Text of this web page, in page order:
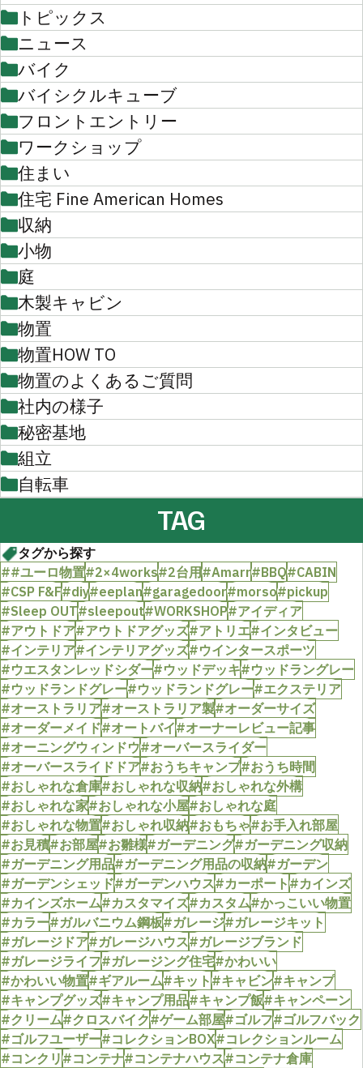
トピックス
ニュース
バイク
バイシクルキューブ
フロントエントリー
ワークショップ
住まい
住宅 Fine American Homes
収納
小物
庭
木製キャビン
物置
物置HOW TO
物置のよくあるご質問
社内の様子
秘密基地
組立
自転車
TAG
タグから探す
##ユーロ物置#2×4works#2台用#Amarr#BBQ#CABIN
#CSP F&F#diy#eeplan#garagedoor#morso#pickup
#Sleep OUT#sleepout#WORKSHOP#アイディア
#アウトドア#アウトドアグッズ#アトリエ#インタビュー
#インテリア#インテリアグッズ#ウインタースポーツ
#ウエスタンレッドシダー#ウッドデッキ#ウッドラングレー
#ウッドランドグレー#ウッドランドグレー#エクステリア
#オーストラリア#オーストラリア製#オーダーサイズ
#オーダーメイド#オートバイ#オーナーレビュー記事
#オーニングウィンドウ#オーバースライダー
#オーバースライドドア#おうちキャンプ#おうち時間
#おしゃれな倉庫#おしゃれな収納#おしゃれな外構
#おしゃれな家#おしゃれな小屋#おしゃれな庭
#おしゃれな物置#おしゃれ収納#おもちゃ#お手入れ部屋
#お見積#お部屋#お雛様#ガーデニング#ガーデニング収納
#ガーデニング用品#ガーデニング用品の収納#ガーデン
#ガーデンシェッド#ガーデンハウス#カーポート#カインズ
#カインズホーム#カスタマイズ#カスタム#かっこいい物置
#カラー#ガルバニウム鋼板#ガレージ#ガレージキット
#ガレージドア#ガレージハウス#ガレージブランド
#ガレージライフ#ガレージング住宅#かわいい
#かわいい物置#ギアルーム#キット#キャビン#キャンプ
#キャンプグッズ#キャンプ用品#キャンプ飯#キャンペーン
#クリーム#クロスバイク#ゲーム部屋#ゴルフ#ゴルフバック
#ゴルフユーザー#コレクションBOX#コレクションルーム
#コンクリ#コンテナ#コンテナハウス#コンテナ倉庫